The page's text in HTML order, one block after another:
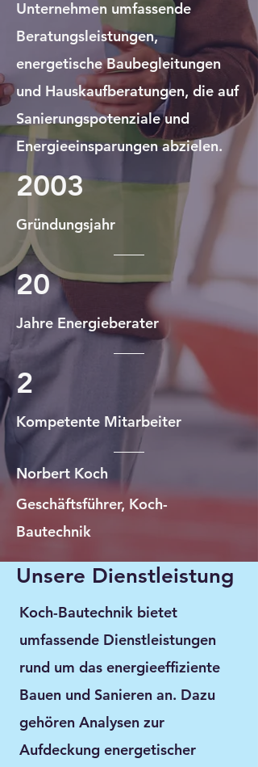
Unternehmen umfassende
Beratungsleistungen,
energetische Baubegleitungen
und Hauskaufberatungen, die auf
Sanierungspotenziale und
Energieeinsparungen abzielen.
2003
Gründungsjahr
20
Jahre Energieberater
2
Kompetente Mitarbeiter
Norbert Koch
Geschäftsführer, Koch-
Bautechnik
Unsere Dienstleistung
Koch-Bautechnik bietet
umfassende Dienstleistungen
rund um das energieeffiziente
Bauen und Sanieren an. Dazu
gehören Analysen zur
Aufdeckung energetischer